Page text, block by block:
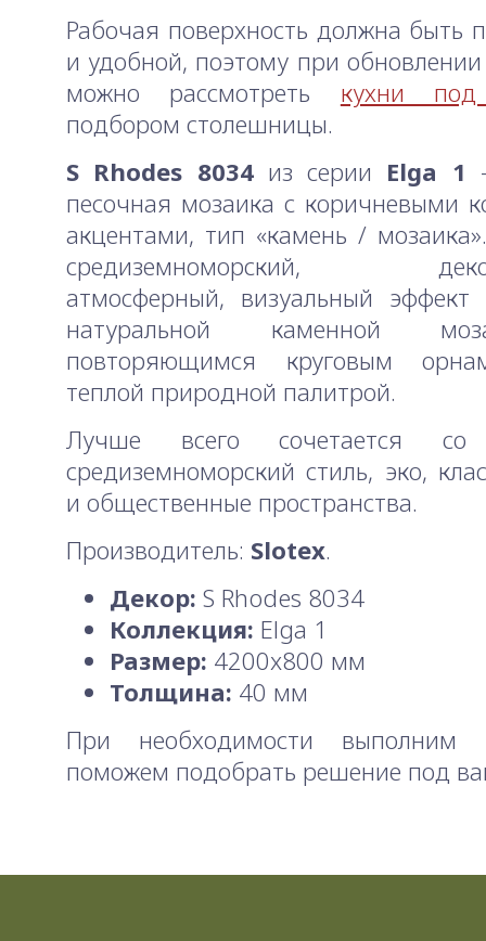
Рабочая поверхность должна быть
и удобной, поэтому при
можно рассмотреть кухни под
подбором столешницы.
S Rhodes 8034из серии Elga 1
песочная мозаика с коричневыми
акцентами, тип «камень /
средиземноморский,
атмосферный, визуальный
натуральной каменной
повторяющимся круговым
теплой природной палитрой.
Лучше всего сочетается со
средиземноморский стиль, эко,
и общественные пространства.
Производитель: Slotex.
Декор: S Rhodes 8034
Коллекция: Elga 1
Размер: 4200x800 мм
Толщина: 40 мм
При необходимости выполним
поможем подобрать решение под